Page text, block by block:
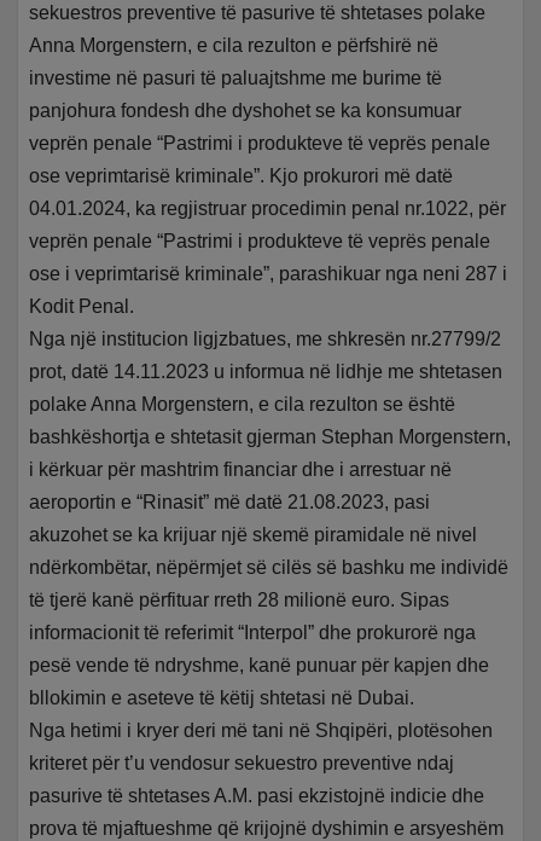
sekuestros preventive të pasurive të shtetases polake
Anna Morgenstern, e cila rezulton e përfshirë në
investime në pasuri të paluajtshme me burime të
panjohura fondesh dhe dyshohet se ka konsumuar
veprën penale “Pastrimi i produkteve të veprës penale
ose veprimtarisë kriminale”. Kjo prokurori më datë
04.01.2024, ka regjistruar procedimin penal nr.1022, për
veprën penale “Pastrimi i produkteve të veprës penale
ose i veprimtarisë kriminale”, parashikuar nga neni 287 i
Kodit Penal.
Nga një institucion ligjzbatues, me shkresën nr.27799/2
prot, datë 14.11.2023 u informua në lidhje me shtetasen
polake Anna Morgenstern, e cila rezulton se është
bashkëshortja e shtetasit gjerman Stephan Morgenstern,
i kërkuar për mashtrim financiar dhe i arrestuar në
aeroportin e “Rinasit” më datë 21.08.2023, pasi
akuzohet se ka krijuar një skemë piramidale në nivel
ndërkombëtar, nëpërmjet së cilës së bashku me individë
të tjerë kanë përfituar rreth 28 milionë euro. Sipas
informacionit të referimit “Interpol” dhe prokurorë nga
pesë vende të ndryshme, kanë punuar për kapjen dhe
bllokimin e aseteve të këtij shtetasi në Dubai.
Nga hetimi i kryer deri më tani në Shqipëri, plotësohen
kriteret për t’u vendosur sekuestro preventive ndaj
pasurive të shtetases A.M. pasi ekzistojnë indicie dhe
prova të mjaftueshme që krijojnë dyshimin e arsyeshëm